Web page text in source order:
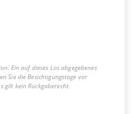
Ein auf dieses Los abgegebenes
Sie die Besichtigungstage vor
gilt kein Rückgaberecht.